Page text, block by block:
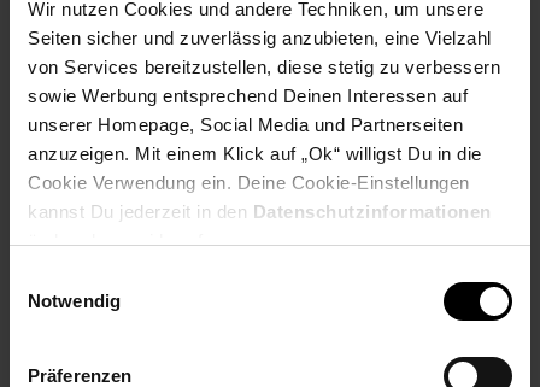
Wir nutzen Cookies und andere Techniken, um unsere
Seiten sicher und zuverlässig anzubieten, eine Vielzahl
von Services bereitzustellen, diese stetig zu verbessern
sowie Werbung entsprechend Deinen Interessen auf
unserer Homepage, Social Media und Partnerseiten
anzuzeigen. Mit einem Klick auf „Ok“ willigst Du in die
Cookie Verwendung ein. Deine Cookie-Einstellungen
kannst Du jederzeit in den Datenschutzinformationen
ändern bzw. widerrufen.
Notwendig
Präferenzen
verschlungenen Metallgestells
Abmessungen
Breite: 60 cm
Höhe: 30 cm
Tiefe: 60 cm
Höhe der Tischplatte: ca. 1,5 cm
Weitere Abmessungen finden Sie im Maßbild